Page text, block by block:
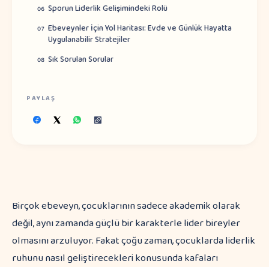
06 Sporun Liderlik Gelişimindeki Rolü
07 Ebeveynler İçin Yol Haritası: Evde ve Günlük Hayatta
Uygulanabilir Stratejiler
08 Sık Sorulan Sorular
PAYLAŞ
Birçok ebeveyn, çocuklarının sadece akademik olarak
değil, aynı zamanda güçlü bir karakterle lider bireyler
olmasını arzuluyor. Fakat çoğu zaman, çocuklarda liderlik
ruhunu nasıl geliştirecekleri konusunda kafaları